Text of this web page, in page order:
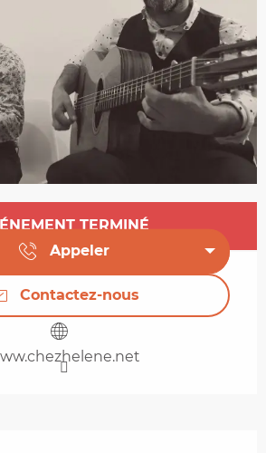
TERMINÉ
Appeler
Contactez-nous